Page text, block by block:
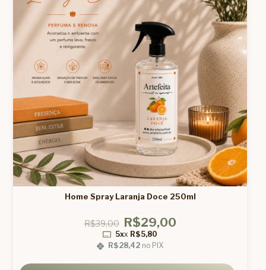
Home Spray Laranja Doce 250ml
R$39,00 R$29,00
5xx R$5,80
R$28,42 no PIX